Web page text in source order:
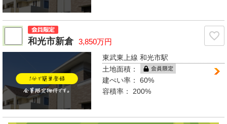
和光市新倉 3,850万円
東武東上線 和光市駅
土地面積：
建ぺい率：60%
容積率：200%